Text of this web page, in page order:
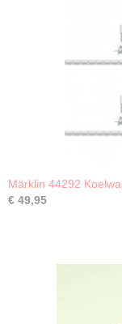
Märklin 44292
€ 49,95